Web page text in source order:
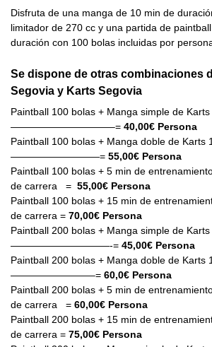
Disfruta de una manga de 10 min de
limitador de 270 cc y una partida de
duración con 100 bolas incluidas por
Se dispone de otras combinaciones
Segovia y Karts Segovia
Paintball 100 bolas + Manga simple de
——————————–= 40,00€ Persona
Paintball 100 bolas + Manga doble de Karts
—————————= 55,00€ Persona
Paintball 100 bolas + 5 min de
de carrera = 55,00€ Persona
Paintball 100 bolas + 15 min de
de carrera = 70,00€ Persona
Paintball 200 bolas + Manga simple de
——————————-= 45,00€ Persona
Paintball 200 bolas + Manga doble de Karts
————————–= 60,0€ Persona
Paintball 200 bolas + 5 min de
de carrera = 60,00€ Persona
Paintball 200 bolas + 15 min de
de carrera = 75,00€ Persona